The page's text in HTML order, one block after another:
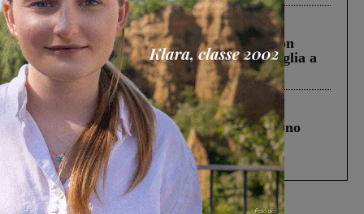
Cronaca 3 Agosto 2026
Scomparso da una struttura di Castiglion
Fiorentino l’uomo che aveva ucciso la figlia a
Levane nel 2020
Cronaca 4 Agosto 2026
Un anno fa la strage in A1 in cui morirono
Gianni, Giulia e Franco. Lo schianto, il
processo, lo stop ai sorpassi fra tir....